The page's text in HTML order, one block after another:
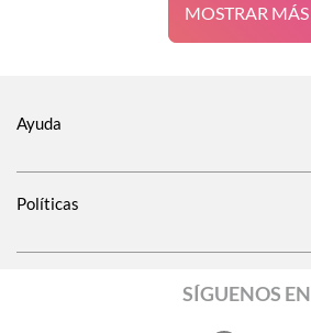
MOSTRAR MÁS
Ayuda
Políticas
SÍGUENOS EN